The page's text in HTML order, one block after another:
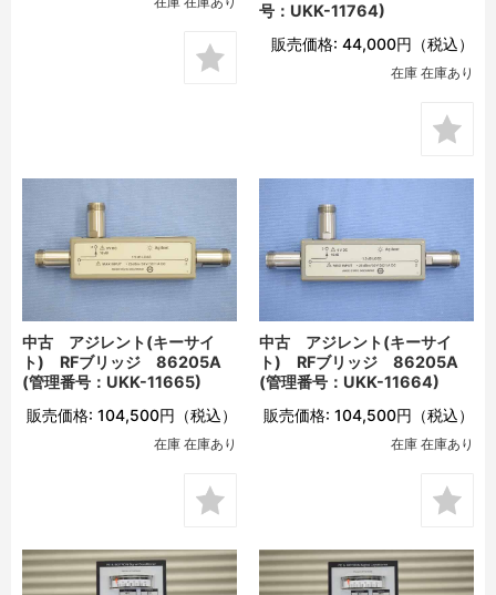
号：UKK-11764)
販売価格: 44,000円 （税込）
在庫 在庫あり
中古 アジレント(キーサイ
ト) RFブリッジ 86205A
(管理番号：UKK-11665)
販売価格: 104,500円 （税込）
在庫 在庫あり
中古 アジレント(キーサイ
ト) RFブリッジ 86205A
(管理番号：UKK-11664)
販売価格: 104,500円 （税込）
在庫 在庫あり